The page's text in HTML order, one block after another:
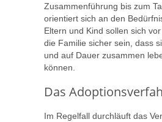
Zusammenführung bis zum
orientiert sich an den
Eltern und Kind sollen sich
die Familie sicher sein, dass
und auf Dauer zusammen
können.
Das
Im Regelfall durchläuft das